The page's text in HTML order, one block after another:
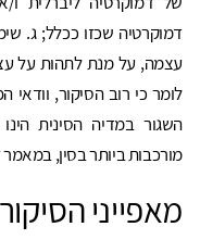
דמוקרטיה שכזו ככלל; ג.
עצמה, על מנת לתהות על
לומר כי רוב הסיקור, וודאי
השגור במדיה הסינית
מורכבות ביותר בסין,
מאפייני הסיקור